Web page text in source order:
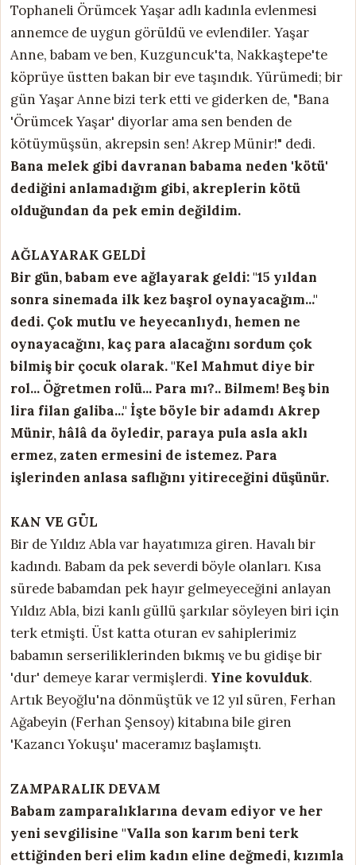
Tophaneli Örümcek Yaşar adlı kadınla evlenmesi
annemce de uygun görüldü ve evlendiler. Yaşar
Anne, babam ve ben, Kuzguncuk'ta, Nakkaştepe'te
köprüye üstten bakan bir eve taşındık. Yürümedi; bir
gün Yaşar Anne bizi terk etti ve giderken de, "Bana
'Örümcek Yaşar' diyorlar ama sen benden de
kötüymüşsün, akrepsin sen! Akrep Münir!" dedi.
Bana melek gibi davranan babama neden 'kötü'
dediğini anlamadığım gibi, akreplerin kötü
olduğundan da pek emin değildim.
AĞLAYARAK GELDİ
Bir gün, babam eve ağlayarak geldi: "15 yıldan
sonra sinemada ilk kez başrol oynayacağım..."
dedi. Çok mutlu ve heyecanlıydı, hemen ne
oynayacağını, kaç para alacağını sordum çok
bilmiş bir çocuk olarak."Kel Mahmut diye bir
rol... Öğretmen rolü... Para mı?.. Bilmem! Beş bin
lira filan galiba..." İşte böyle bir adamdı Akrep
Münir, hâlâ da öyledir, paraya pula asla aklı
ermez, zaten ermesini de istemez. Para
işlerinden anlasa saflığını yitireceğini düşünür.
KAN VE GÜL
Bir de Yıldız Abla var hayatımıza giren. Havalı bir
kadındı. Babam da pek severdi böyle olanları. Kısa
sürede babamdan pek hayır gelmeyeceğini anlayan
Yıldız Abla, bizi kanlı güllü şarkılar söyleyen biri için
terk etmişti. Üst katta oturan ev sahiplerimiz
babamın serseriliklerinden bıkmış ve bu gidişe bir
'dur' demeye karar vermişlerdi. Yine kovulduk.
Artık Beyoğlu'na dönmüştük ve 12 yıl süren, Ferhan
Ağabeyin (Ferhan Şensoy) kitabına bile giren
'Kazancı Yokuşu' maceramız başlamıştı.
ZAMPARALIK DEVAM
Babam zamparalıklarına devam ediyor ve her
yeni sevgilisine "Valla son karım beni terk
ettiğinden beri elim kadın eline değmedi, kızımla